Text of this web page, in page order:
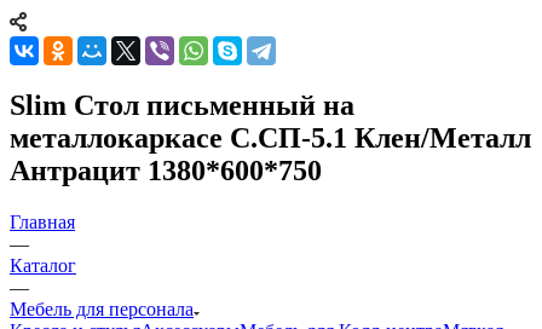
Slim Стол письменный на
металлокаркасе С.СП-5.1 Клен/Металл
Антрацит 1380*600*750
Главная
—
Каталог
—
Мебель для персонала